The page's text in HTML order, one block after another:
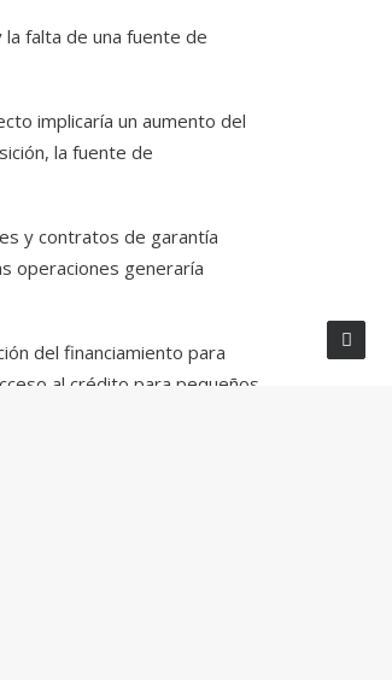
falta de una fuente de
implicaría un aumento del
la fuente de
y contratos de garantía
operaciones generaría
del financiamiento para
al crédito para pequeños